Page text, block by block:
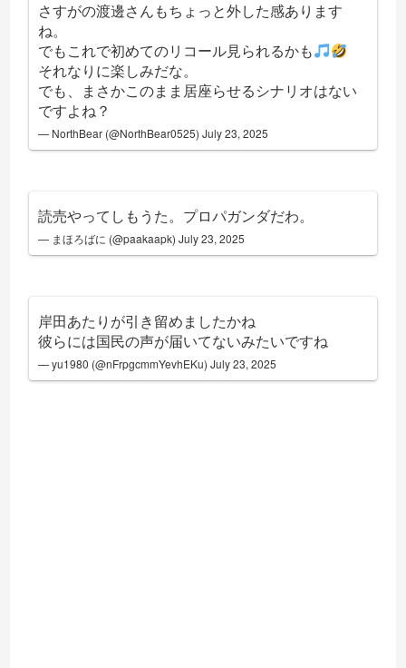
さすがの渡邊さんもちょっと外した感あります
ね。
でもこれで初めてのリコール見られるかも
それなりに楽しみだな。
でも、まさかこのまま居座らせるシナリオはない
ですよね？
— NorthBear (@NorthBear0525)July 23, 2025
読売やってしもうた。プロパガンダだわ。
— まほろばに (@paakaapk)July 23, 2025
岸田あたりが引き留めましたかね
彼らには国民の声が届いてないみたいですね
— yu1980 (@nFrpgcmmYevhEKu)July 23, 2025